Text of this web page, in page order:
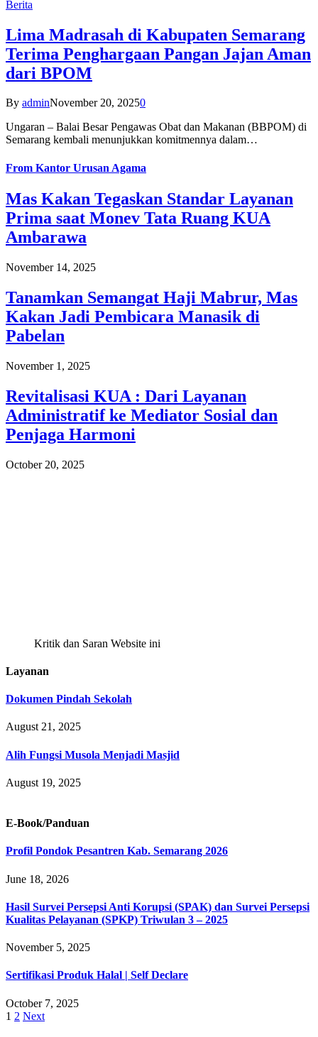
Berita
Lima Madrasah di Kabupaten Semarang
Terima Penghargaan Pangan Jajan Aman
dari BPOM
By adminNovember 20, 20250
Ungaran – Balai Besar Pengawas Obat dan Makanan (BBPOM) di
Semarang kembali menunjukkan komitmennya dalam…
From Kantor Urusan Agama
Mas Kakan Tegaskan Standar Layanan
Prima saat Monev Tata Ruang KUA
Ambarawa
November 14, 2025
Tanamkan Semangat Haji Mabrur, Mas
Kakan Jadi Pembicara Manasik di
Pabelan
November 1, 2025
Revitalisasi KUA : Dari Layanan
Administratif ke Mediator Sosial dan
Penjaga Harmoni
October 20, 2025
Kritik dan Saran Website ini
Layanan
Dokumen Pindah Sekolah
August 21, 2025
Alih Fungsi Musola Menjadi Masjid
August 19, 2025
E-Book/Panduan
Profil Pondok Pesantren Kab. Semarang 2026
June 18, 2026
Hasil Survei Persepsi Anti Korupsi (SPAK) dan Survei Persepsi
Kualitas Pelayanan (SPKP) Triwulan 3 – 2025
November 5, 2025
Sertifikasi Produk Halal | Self Declare
October 7, 2025
1 2 Next